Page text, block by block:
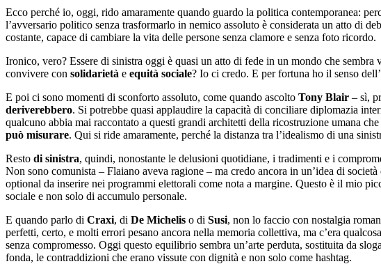
Ecco perché io, oggi, rido amaramente quando guardo la politica contemporanea:
l’avversario politico senza trasformarlo in nemico assoluto è considerata un atto di
costante, capace di cambiare la vita delle persone senza clamore e senza foto ricordo.
Ironico, vero? Essere di sinistra oggi è quasi un atto di fede in un mondo che
convivere con solidarietà e equità sociale? Io ci credo. E per fortuna ho il senso
E poi ci sono momenti di sconforto assoluto, come quando ascolto Tony Blair – sì,
deriverebbero. Si potrebbe quasi applaudire la capacità di conciliare diplomazia
qualcuno abbia mai raccontato a questi grandi architetti della ricostruzione umana
può misurare. Qui si ride amaramente, perché la distanza tra l’idealismo di una
Resto di sinistra, quindi, nonostante le delusioni quotidiane, i tradimenti e i
Non sono comunista – Flaiano aveva ragione – ma credo ancora in un’idea di
optional da inserire nei programmi elettorali come nota a margine. Questo è il mio
sociale e non solo di accumulo personale.
E quando parlo di Craxi, di De Michelis o di Susi, non lo faccio con nostalgia
perfetti, certo, e molti errori pesano ancora nella memoria collettiva, ma c’era
senza compromesso. Oggi questo equilibrio sembra un’arte perduta, sostituita da
fonda, le contraddizioni che erano vissute con dignità e non solo come hashtag.